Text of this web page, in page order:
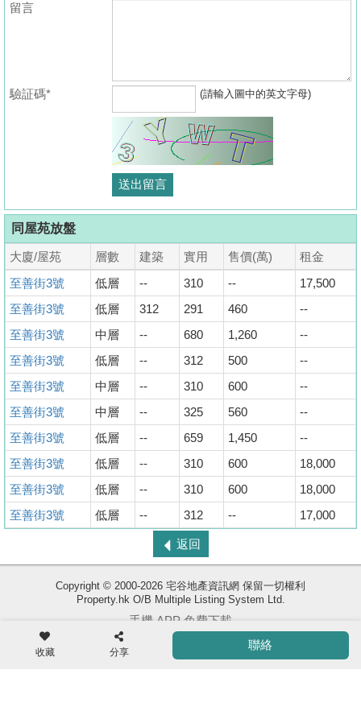
收
ENG
收藏 分享
聯絡
留言
驗証碼* (請輸入圖中的英文字母)
同屋苑放盤
大廈/屋苑 層數 建築 實用 售價(萬)
租金
至善街3號
低層 -- 310 --
17,500
至善街3號
低層 312 291 460
--
至善街3號
中層 -- 680 1,260
--
至善街3號
低層 -- 312 500
--
至善街3號
中層 -- 310 600
--
至善街3號
中層 -- 325 560
--
至善街3號
低層 -- 659 1,450
--
至善街3號
低層 -- 310 600
18,000
至善街3號
低層 -- 310 600
18,000
至善街3號
低層 -- 312 -- 17,000
返回
Copyright © 2000-2026 宅谷地產資訊網 保留一切權利
Property.hk O/B Multiple Listing System Ltd.
手機 APP 免費下載